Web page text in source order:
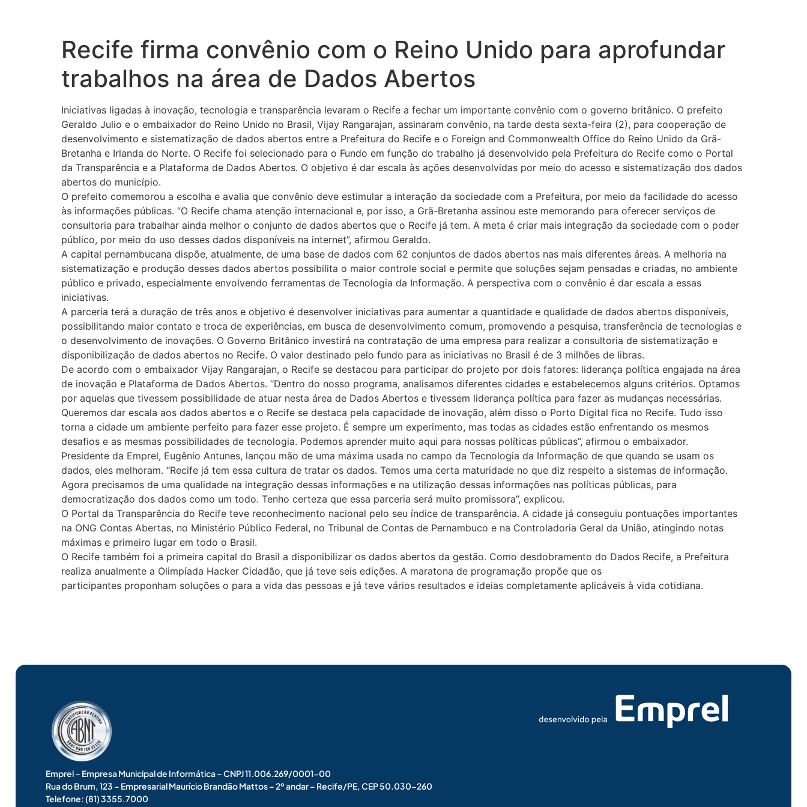
Recife firma convênio com o Reino Unido para aprofundar
trabalhos na área de Dados Abertos
Iniciativas ligadas à inovação, tecnologia e transparência levaram o Recife a fechar um importante convênio com o governo britânico. O prefeito
Geraldo Julio e o embaixador do Reino Unido no Brasil, Vijay Rangarajan, assinaram convênio, na tarde desta sexta-feira (2), para cooperação de
desenvolvimento e sistematização de dados abertos entre a Prefeitura do Recife e o Foreign and Commonwealth Office do Reino Unido da Grã-
Bretanha e Irlanda do Norte. O Recife foi selecionado para o Fundo em função do trabalho já desenvolvido pela Prefeitura do Recife como o Portal
da Transparência e a Plataforma de Dados Abertos. O objetivo é dar escala às ações desenvolvidas por meio do acesso e sistematização dos dados
abertos do município.
O prefeito comemorou a escolha e avalia que convênio deve estimular a interação da sociedade com a Prefeitura, por meio da facilidade do acesso
às informações públicas. “O Recife chama atenção internacional e, por isso, a Grã-Bretanha assinou este memorando para oferecer serviços de
consultoria para trabalhar ainda melhor o conjunto de dados abertos que o Recife já tem. A meta é criar mais integração da sociedade com o poder
público, por meio do uso desses dados disponíveis na internet”, afirmou Geraldo.
A capital pernambucana dispõe, atualmente, de uma base de dados com 62 conjuntos de dados abertos nas mais diferentes áreas. A melhoria na
sistematização e produção desses dados abertos possibilita o maior controle social e permite que soluções sejam pensadas e criadas, no ambiente
público e privado, especialmente envolvendo ferramentas de Tecnologia da Informação. A perspectiva com o convênio é dar escala a essas
iniciativas.
A parceria terá a duração de três anos e objetivo é desenvolver iniciativas para aumentar a quantidade e qualidade de dados abertos disponíveis,
possibilitando maior contato e troca de experiências, em busca de desenvolvimento comum, promovendo a pesquisa, transferência de tecnologias e
o desenvolvimento de inovações. O Governo Britânico investirá na contratação de uma empresa para realizar a consultoria de sistematização e
disponibilização de dados abertos no Recife. O valor destinado pelo fundo para as iniciativas no Brasil é de 3 milhões de libras.
De acordo com o embaixador Vijay Rangarajan, o Recife se destacou para participar do projeto por dois fatores: liderança política engajada na área
de inovação e Plataforma de Dados Abertos. “Dentro do nosso programa, analisamos diferentes cidades e estabelecemos alguns critérios. Optamos
por aquelas que tivessem possibilidade de atuar nesta área de Dados Abertos e tivessem liderança política para fazer as mudanças necessárias.
Queremos dar escala aos dados abertos e o Recife se destaca pela capacidade de inovação, além disso o Porto Digital fica no Recife. Tudo isso
torna a cidade um ambiente perfeito para fazer esse projeto. É sempre um experimento, mas todas as cidades estão enfrentando os mesmos
desafios e as mesmas possibilidades de tecnologia. Podemos aprender muito aqui para nossas políticas públicas”, afirmou o embaixador.
Presidente da Emprel, Eugênio Antunes, lançou mão de uma máxima usada no campo da Tecnologia da Informação de que quando se usam os
dados, eles melhoram. “Recife já tem essa cultura de tratar os dados. Temos uma certa maturidade no que diz respeito a sistemas de informação.
Agora precisamos de uma qualidade na integração dessas informações e na utilização dessas informações nas políticas públicas, para
democratização dos dados como um todo. Tenho certeza que essa parceria será muito promissora”, explicou.
O Portal da Transparência do Recife teve reconhecimento nacional pelo seu índice de transparência. A cidade já conseguiu pontuações importantes
na ONG Contas Abertas, no Ministério Público Federal, no Tribunal de Contas de Pernambuco e na Controladoria Geral da União, atingindo notas
máximas e primeiro lugar em todo o Brasil.
O Recife também foi a primeira capital do Brasil a disponibilizar os dados abertos da gestão. Como desdobramento do Dados Recife, a Prefeitura
realiza anualmente a Olimpíada Hacker Cidadão, que já teve seis edições. A maratona de programação propõe que os
participantes proponham soluções o para a vida das pessoas e já teve vários resultados e ideias completamente aplicáveis à vida cotidiana.
Emprel – Empresa Municipal de Informática – CNPJ 11.006.269/0001-00
Rua do Brum, 123 – Empresarial Maurício Brandão Mattos – 2º andar – Recife/PE, CEP 50.030-260
Telefone: (81) 3355.7000